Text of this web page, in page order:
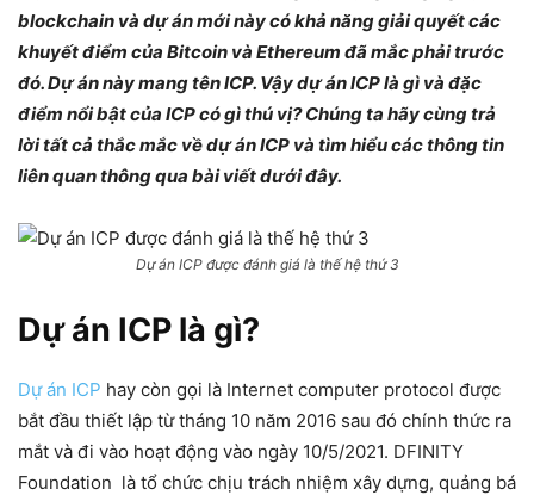
blockchain và dự án mới này có khả năng giải quyết các
khuyết điểm của Bitcoin và Ethereum đã mắc phải trước
đó. Dự án này mang tên ICP. Vậy dự án ICP là gì và đặc
điểm nổi bật của ICP có gì thú vị? Chúng ta hãy cùng trả
lời tất cả thắc mắc về dự án ICP và tìm hiểu các thông tin
liên quan thông qua bài viết dưới đây.
Dự án ICP được đánh giá là thế hệ thứ 3
Dự án ICP là gì?
Dự án ICP hay còn gọi là Internet computer protocol được
bắt đầu thiết lập từ tháng 10 năm 2016 sau đó chính thức ra
mắt và đi vào hoạt động vào ngày 10/5/2021. DFINITY
Foundation là tổ chức chịu trách nhiệm xây dựng, quảng bá